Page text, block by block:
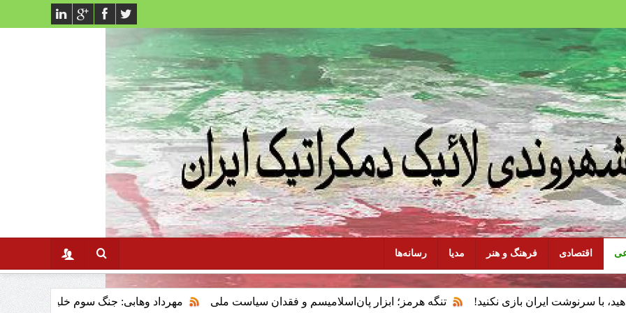
اقتصادی فرهنگ و هنر مدیا رسانه‌ها
ایران بازی نکنید! تنگه هرمز؛ ابزار پان‌اسلامیسم و فقدان سیاست ملی مهرداد وهابی: جنگ سوم خلیج فارس وتاثیر ان